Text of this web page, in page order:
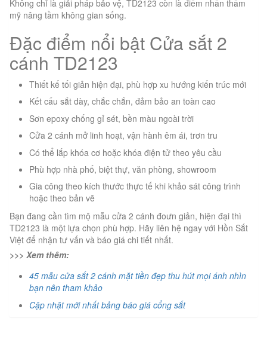
Không chỉ là giải pháp bảo vệ, TD2123 còn là điểm nhấn thẩm
mỹ nâng tầm không gian sống.
Đặc điểm nổi bật Cửa sắt 2
cánh TD2123
Thiết kế tối giản hiện đại, phù hợp xu hướng kiến trúc mới
Kết cấu sắt dày, chắc chắn, đảm bảo an toàn cao
Sơn epoxy chống gỉ sét, bền màu ngoài trời
Cửa 2 cánh mở linh hoạt, vận hành êm ái, trơn tru
Có thể lắp khóa cơ hoặc khóa điện tử theo yêu cầu
Phù hợp nhà phố, biệt thự, văn phòng, showroom
Gia công theo kích thước thực tế khi khảo sát công trình
hoặc theo bản vẽ
Bạn đang cần tìm mộ mẫu cửa 2 cánh đoưn giản, hiện đại thì
TD2123 là một lựa chọn phù hợp. Hãy liên hệ ngay với Hồn Sắt
Việt để nhận tư vấn và báo giá chi tiết nhất.
>>> Xem thêm:
45 mẫu cửa sắt 2 cánh mặt tiền đẹp thu hút mọi ánh nhìn
bạn nên tham khảo
Cập nhật mới nhất bảng báo giá cổng sắt